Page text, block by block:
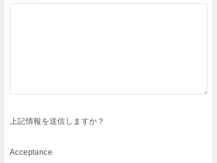
上記情報を送信しますか？
Acceptance